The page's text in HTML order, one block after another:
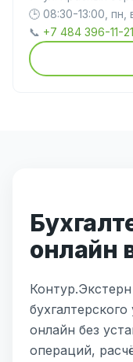
🕒 08:30-13:00, пн,
📞 +7 484 396-11-21
онлайн
онлайн без
операций,